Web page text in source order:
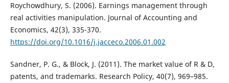
Roychowdhury, S. (2006). Earnings management through
real activities manipulation. Journal of Accounting and
Economics, 42(3), 335-370.
https://doi.org/10.1016/j.jacceco.2006.01.002
Sandner, P. G., & Block, J. (2011). The market value of R & D,
patents, and trademarks. Research Policy, 40(7), 969–985.